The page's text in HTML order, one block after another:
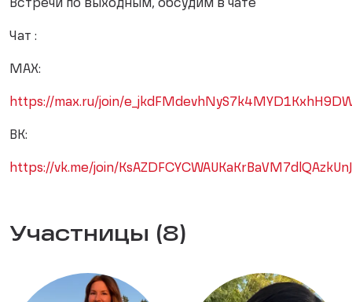
Встречи по выходным, обсудим в чате
Чат :
МАХ:
https://max.ru/join/
ВК:
https://vk.me/join/
Участницы (8)